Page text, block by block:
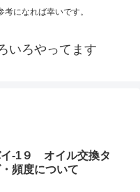
になれば幸いです。
いろやってます
イ-1９ オイル交換タ
頻度について